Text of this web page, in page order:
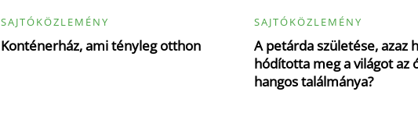
SAJTÓKÖZLEMÉNY
Konténerház, ami tényleg otthon
SAJTÓKÖZLEMÉNY
A petárda születése, azaz
hódította meg a világot az
hangos találmánya?